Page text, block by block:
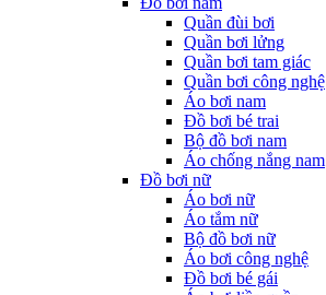
Quần đùi bơi
Quần bơi lửng
Quần bơi tam giác
Quần bơi công nghệ
Áo bơi nam
Đồ bơi bé trai
Bộ đồ bơi nam
Áo chống nắng nam
Đồ bơi nữ
Áo bơi nữ
Áo tắm nữ
Bộ đồ bơi nữ
Áo bơi công nghệ
Đồ bơi bé gái